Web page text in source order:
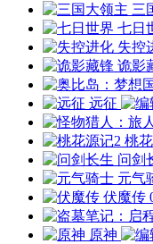
三
七日
失控
诡影
远征
桃
问剑
元气
伏魔传
原神